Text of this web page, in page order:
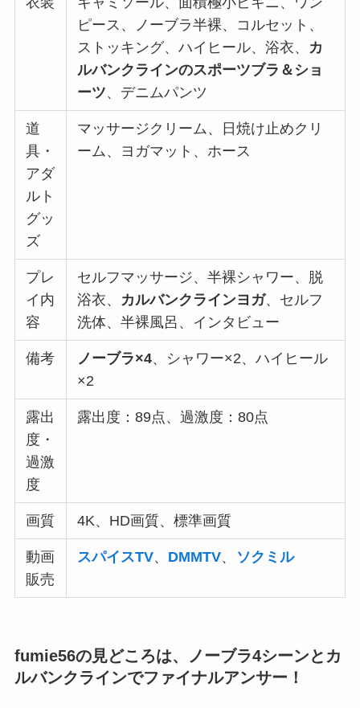
ピース、ノーブラ半裸、コルセット、
ストッキング、ハイヒール、浴衣、 カ
ルバンクラインのスポーツブラ＆ショ
ーツ、デニムパンツ
道
具・
アダ
ルト
グッ
ズ
マッサージクリーム、日焼け止めクリ
ーム、ヨガマット、ホース
プレ
イ内
容
セルフマッサージ、半裸シャワー、脱
浴衣、 カルバンクラインヨガ、セルフ
洗体、半裸風呂、インタビュー
備考 ノーブラ×4、シャワー×2、ハイヒール
×2
露出
度・
過激
度
露出度：89点、過激度：80点
画質 4K、HD画質、標準画質
動画
販売
スパイスTV、 DMMTV、 ソクミル
fumie56の見どころは、ノーブラ4シーンとカ
ルバンクラインでファイナルアンサー！